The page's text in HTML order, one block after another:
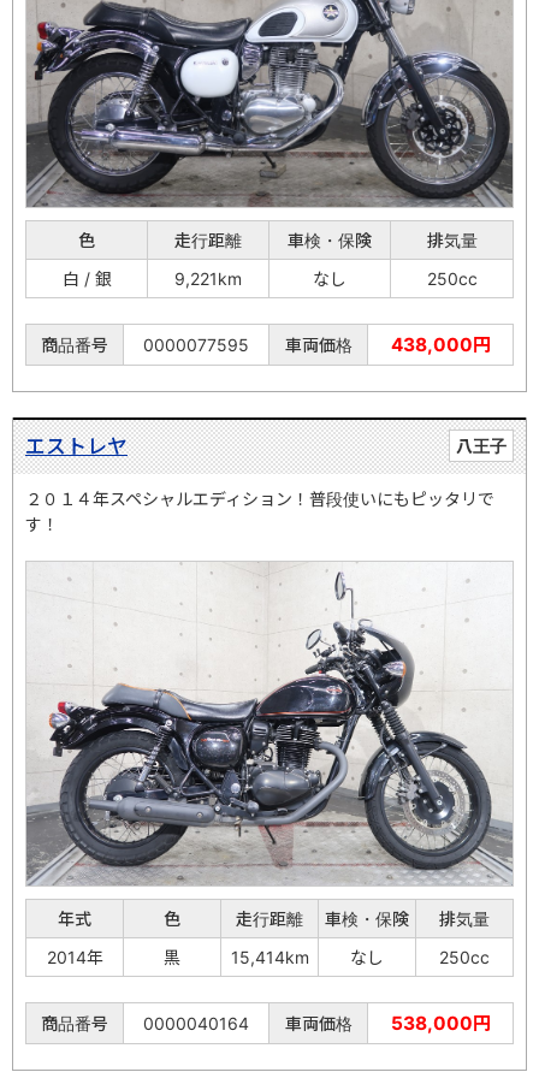
色 走行距離 車検・保険
排気量
白 / 銀
9,221km なし 250cc
商品番号 0000077595 車両価格 438,000円
八王子
エストレヤ
２０１４年スペシャルエディション！普段使いにもピッタリで
す！
年式 色 走行距離 車検・保険
排気量
2014年
黒 15,414km なし 250cc
商品番号 0000040164 車両価格 538,000円